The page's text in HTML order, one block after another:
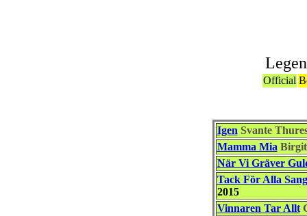
Official
Igen Svante
Mamma Mia
När Vi Gräver
Tack För Alla
2015
Vinnaren Tar Allt